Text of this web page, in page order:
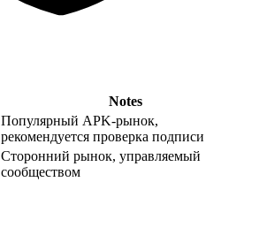
Notes
Популярный APK-рынок,
рекомендуется проверка подписи
Сторонний рынок, управляемый
сообществом